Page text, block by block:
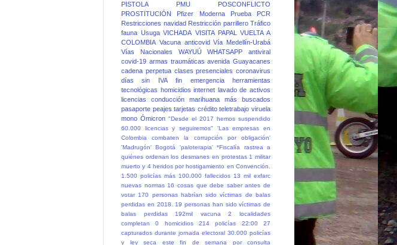
PISTOLA
PMU
POSCONFLICTO
PROSTITUCIÓN
Pfizer Moderna
Prueba PCR
Restricciones navidad Restricción parrillero Tráfico
fauna Usuga VICHADA VISITA PAPAL
VUELTA A
COLOMBIA Vacuna anticovid Vía Medellín-Urabá
Vías Nacionales
WAYUÚ WHATSAPP
antiviral
covid-19 armas traumáticas avenida Guayacanes
cadena perpetua clases presenciales coronavirus
días sin IVA
fin emergencia
herramientas
tecnológicas homicidios internet lavado de activos
licencias conducción
marihuana
más buscados
pasaporte peajes tarjetas crédito teletrabajo viruela
mono Ómicron "Desde el 2017 hemos suspendido
60.000 licencias y seguiremos"
'Las empresas en
Colombia combaten la corrupción por obligación'
'Madrugón' Bogotá
'paloterapia' *Fiscalía rastrea a
quiénes ordenan los desmanes en protestas 1 militar
muerto y 4 heridos por hostigamiento en Convención.
1.500 policías más 100.000 fallecidos 13 mil exfarc
nuevas normas 16 cosas que debe saber antes de
votar 170 personas habrían sido víctimas de balas
perdidas en 2018. 19 personas han sido víctimas de
balas perdidas
192mil vacuna
2 localidades
completan 0 homicidios
214 policías 22:00
27
capturados durante jornada electoral 30.000 policías
y ley seca este fin de semana por consulta